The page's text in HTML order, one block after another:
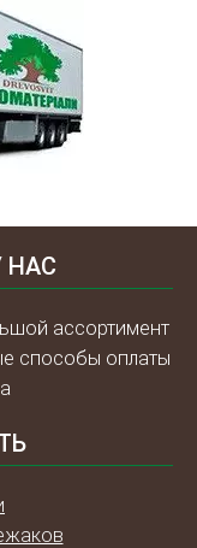
НАС
ассортимент
способы оплаты